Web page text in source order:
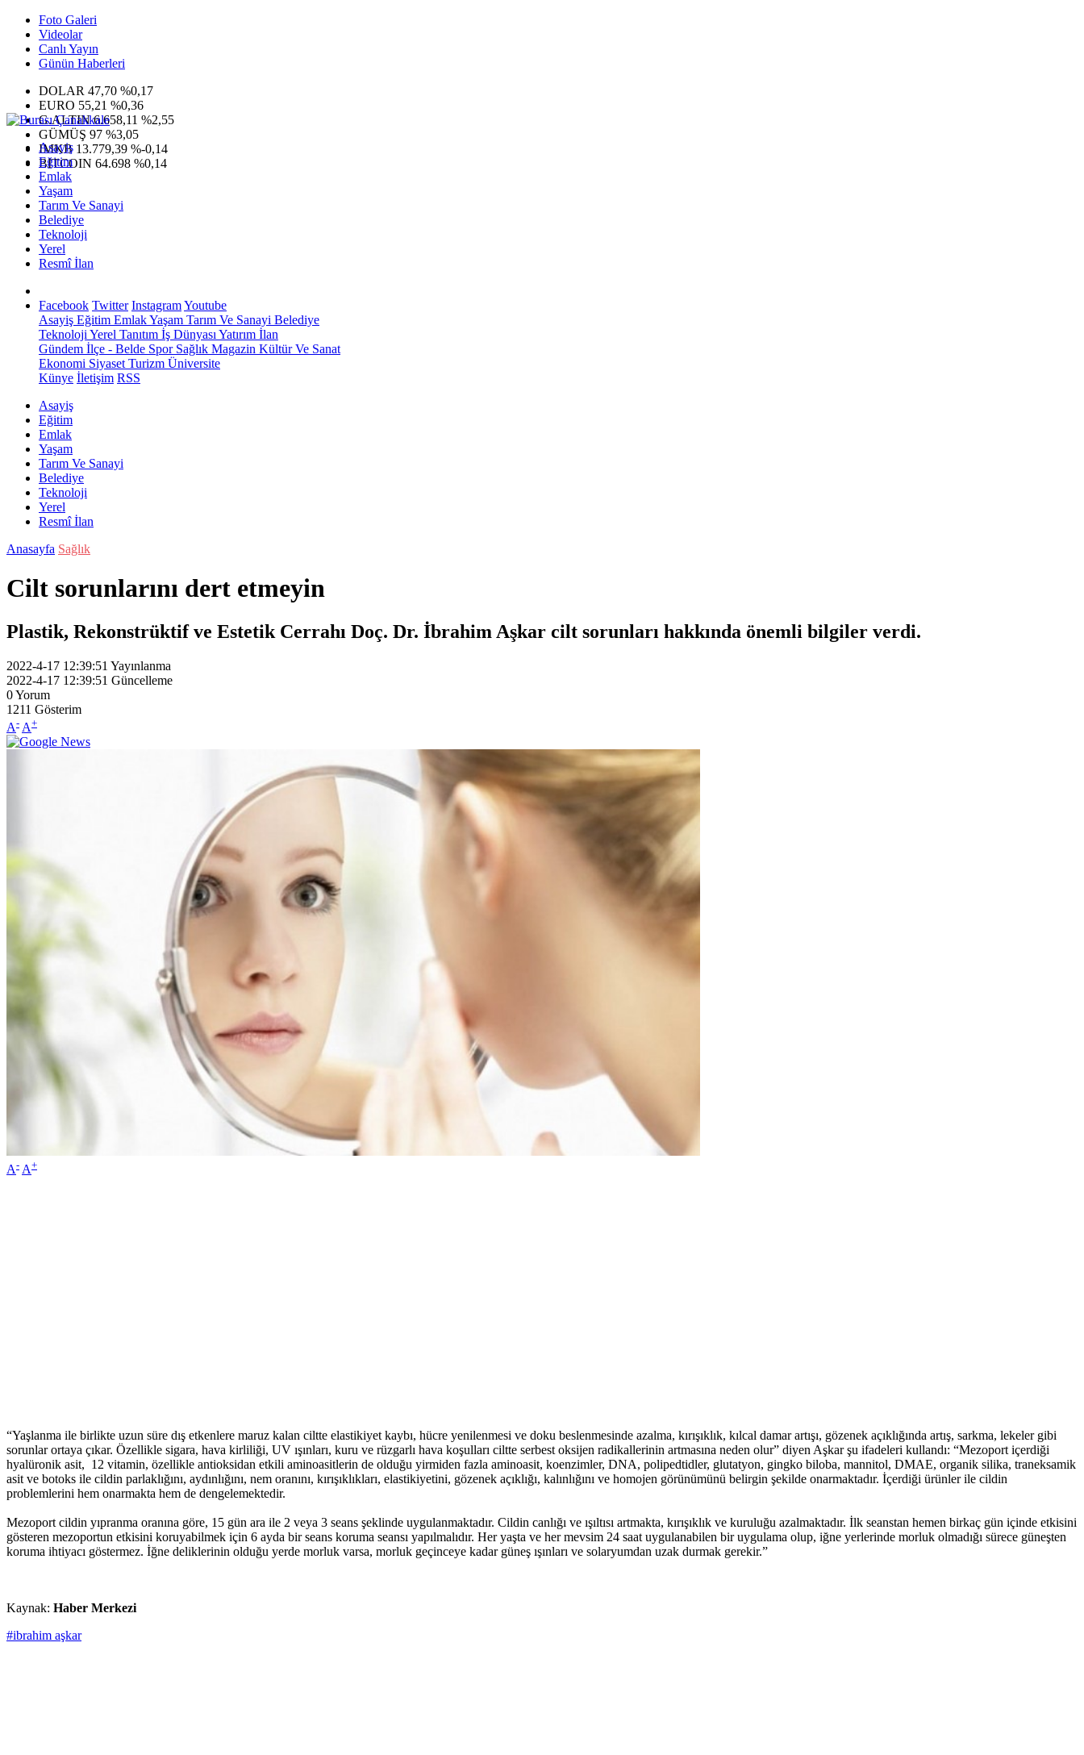
Foto Galeri
Videolar
Canlı Yayın
Günün Haberleri
DOLAR 47,70 %0,17
EURO 55,21 %0,36
G.ALTIN6.658,11 %2,55
GÜMÜŞ 97 %3,05
IMKB 13.779,39 %-0,14
BITCOIN 64.698 %0,14
Asayiş
Eğitim
Emlak
Yaşam
Tarım Ve Sanayi
Belediye
Teknoloji
Yerel
Resmî İlan
Facebook Twitter InstagramYoutube
Asayiş Eğitim EmlakYaşam Tarım Ve Sanayi Belediye
Teknoloji Yerel Tanıtım İş Dünyası Yatırım İlan
Gündem İlçe - Belde SporSağlık Magazin Kültür Ve Sanat
Ekonomi Siyaset Turizm Üniversite
Künye İletişim RSS
Asayiş
Eğitim
Emlak
Yaşam
Tarım Ve Sanayi
Belediye
Teknoloji
Yerel
Resmî İlan
Anasayfa Sağlık
Cilt sorunlarını dert etmeyin
Plastik, Rekonstrüktif ve Estetik Cerrahı Doç. Dr. İbrahim Aşkar cilt sorunları hakkında önemli bilgiler verdi.
2022-4-17 12:39:51 Yayınlanma
2022-4-17 12:39:51 Güncelleme
0Yorum
1211 Gösterim
A- A+
A- A+
“Yaşlanma ile birlikte uzun süre dış etkenlere maruz kalan ciltte elastikiyet kaybı, hücre yenilenmesi ve doku beslenmesinde azalma, kırışıklık, kılcal damar artışı, gözenek açıklığında artış, sarkma, lekeler gibi
sorunlar ortaya çıkar. Özellikle sigara, hava kirliliği, UV ışınları, kuru ve rüzgarlı hava koşulları ciltte serbest oksijen radikallerinin artmasına neden olur” diyen Aşkar şu ifadeleri kullandı: “Mezoport içerdiği
hyalüronik asit, 12 vitamin, özellikle antioksidan etkili aminoasitlerin de olduğu yirmiden fazla aminoasit, koenzimler, DNA, polipedtidler, glutatyon, gingko biloba, mannitol, DMAE, organik silika, traneksamik
asit ve botoks ile cildin parlaklığını, aydınlığını, nem oranını, kırışıklıkları, elastikiyetini, gözenek açıklığı, kalınlığını ve homojen görünümünü belirgin şekilde onarmaktadır. İçerdiği ürünler ile cildin
problemlerini hem onarmakta hem de dengelemektedir.
Mezoport cildin yıpranma oranına göre, 15 gün ara ile 2 veya 3 seans şeklinde uygulanmaktadır. Cildin canlığı ve ışıltısı artmakta, kırışıklık ve kuruluğu azalmaktadır. İlk seanstan hemen birkaç gün içinde etkisini
gösteren mezoportun etkisini koruyabilmek için 6 ayda bir seans koruma seansı yapılmalıdır. Her yaşta ve her mevsim 24 saat uygulanabilen bir uygulama olup, iğne yerlerinde morluk olmadığı sürece güneşten
koruma ihtiyacı göstermez. İğne deliklerinin olduğu yerde morluk varsa, morluk geçinceye kadar güneş ışınları ve solaryumdan uzak durmak gerekir.”
Kaynak: Haber Merkezi
#ibrahim aşkar